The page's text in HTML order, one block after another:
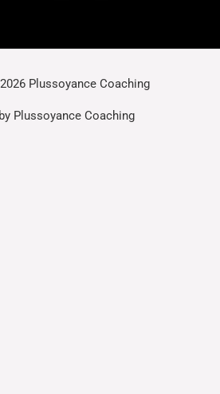
Plussoyance Coaching
Plussoyance Coaching